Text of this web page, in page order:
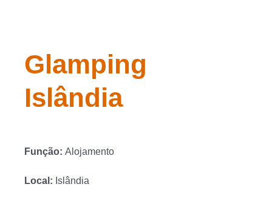
Glamping
Islândia
Função: Alojamento
Local: Islândia